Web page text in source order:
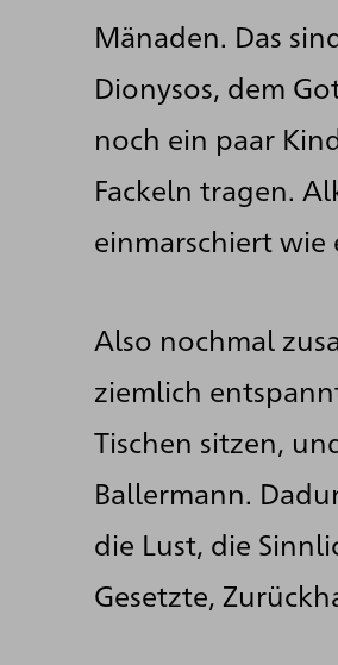
Mänaden. Das
Dionysos, dem
noch ein paar
Fackeln tragen.
einmarschiert wie
Also nochmal
ziemlich
Tischen sitzen,
Ballermann.
die Lust, die
Gesetzte,